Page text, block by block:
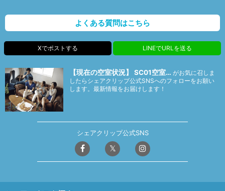
よくある質問はこちら
Xでポストする LINEでURLを送る
【現在の空室状況】 SC01空室… がお気に召しま
したらシェアクリップ公式SNSへのフォローをお願い
します。最新情報をお届けします！
シェアクリップ公式SNS